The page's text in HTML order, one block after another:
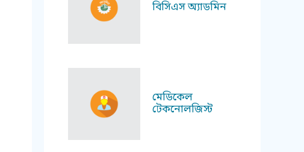
বিসিএস অ্যাডমিন
মেডিকেল
টেকনোলজিস্ট